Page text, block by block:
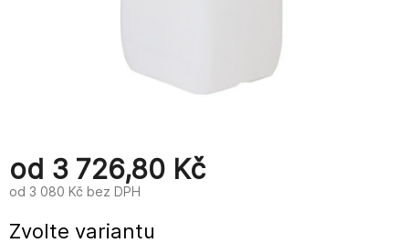
od 3 726,80 Kč
od 3 080 Kč bez DPH
cena:
Zvolte variantu